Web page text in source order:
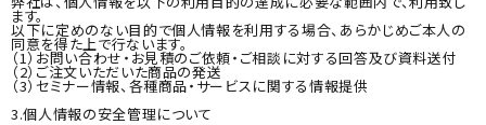
シリーズ・OEM商品
お問い合わせ
ます。
以下に定めのない目的で個人情報を利用する場合、あらかじめご本人の
同意を得た上で行ないます。
（1）お問い合わせ・お見積のご依頼・ご相談に対する回答及び資料送付
（2）ご注文いただいた商品の発送
（3）セミナー情報、各種商品・サービスに関する情報提供
3.個人情報の安全管理について